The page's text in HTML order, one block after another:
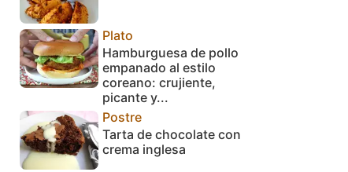
Plato
Hamburguesa de pollo
empanado al estilo
coreano: crujiente,
picante y...
Postre
Tarta de chocolate con
crema inglesa